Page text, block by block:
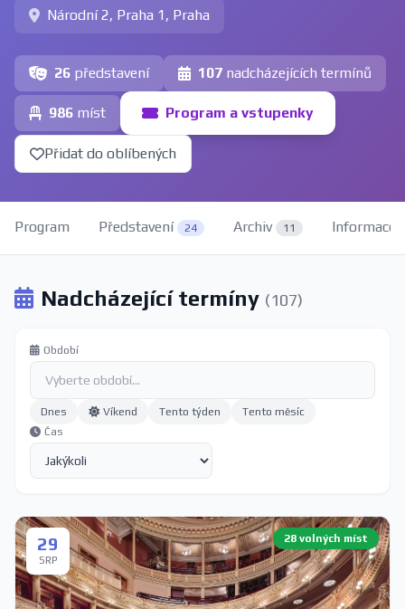
Národní 2, Praha 1, Praha
26 představení 107 nadcházejících termínů
986 míst Program a vstupenky
Přidat do oblíbených
Program Představení 24 Archiv 11 Informace
Nadcházející termíny (107)
Období
Dnes Víkend Tento týden
Tento měsíc
Čas
29
SRP
28 volných míst